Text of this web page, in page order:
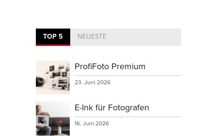
TOP 5 NEUESTE
ProfiFoto Premium
23. Juni 2026
E-Ink für Fotografen
16. Juni 2026